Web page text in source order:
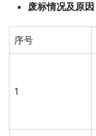
废标情况及原因
序号
1